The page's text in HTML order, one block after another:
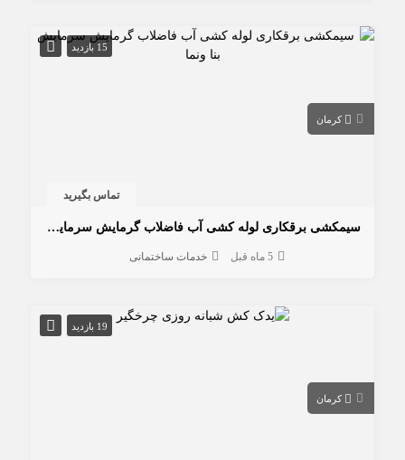
15 بازدید
کرمان
تماس بگیرید
سیمکشی برقکاری لوله کشی آب فاضلاب گرمایش سرمایش بنا ونما
5 ماه قبل خدمات ساختمانی
19 بازدید
کرمان